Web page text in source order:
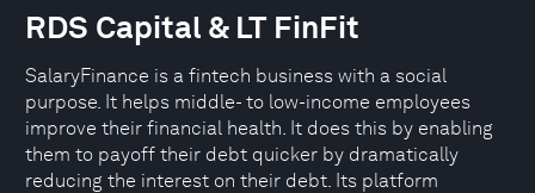
RDS Capital & LT FinFit
SalaryFinance is a fintech business with a social
purpose. It helps middle- to low-income employees
improve their financial health. It does this by enabling
them to payoff their debt quicker by dramatically
reducing the interest on their debt. Its platform